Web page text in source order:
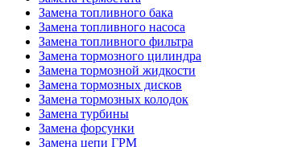
Замена топливного бака
Замена топливного насоса
Замена топливного фильтра
Замена тормозного цилиндра
Замена тормозной жидкости
Замена тормозных дисков
Замена тормозных колодок
Замена турбины
Замена форсунки
Замена цепи ГРМ